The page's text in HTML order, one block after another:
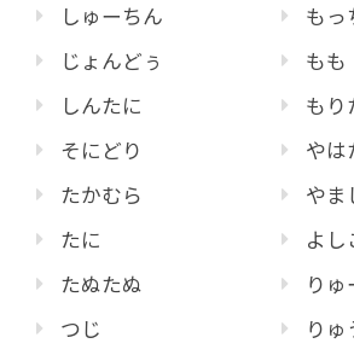
しゅーちん
じょんどぅ
しんたに
そにどり
たかむら
たに
たぬたぬ
つじ
もっ
もも
もり
やは
やま
よし
りゅ
りゅ